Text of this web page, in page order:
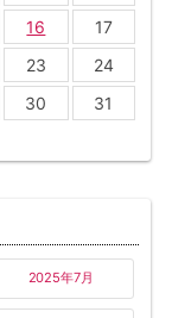
16
17
23
24
30
31
2025年7月